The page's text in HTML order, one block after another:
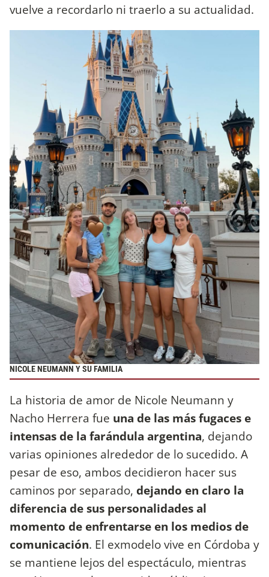
vuelve a recordarlo ni traerlo a su actualidad.
NICOLE NEUMANN Y SU FAMILIA
La historia de amor de Nicole Neumann y
Nacho Herrera fue una de las más fugaces e
intensas de la farándula argentina, dejando
varias opiniones alrededor de lo sucedido. A
pesar de eso, ambos decidieron hacer sus
caminos por separado, dejando en claro la
diferencia de sus personalidades al
momento de enfrentarse en los medios de
comunicación. El exmodelo vive en Córdoba y
se mantiene lejos del espectáculo, mientras